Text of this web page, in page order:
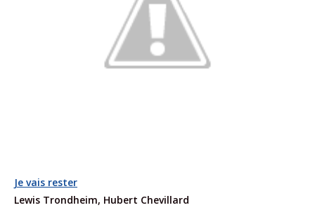
Je vais rester
Lewis Trondheim, Hubert Chevillard